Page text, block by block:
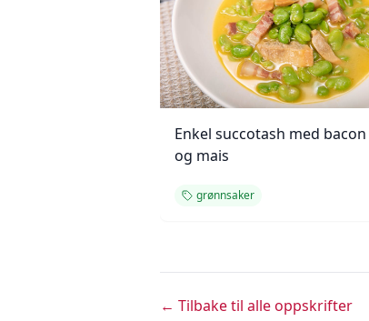
Enkel succotash med bacon
og mais
grønnsaker
← Tilbake til alle oppskrifter